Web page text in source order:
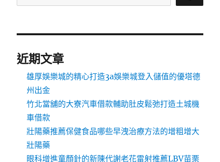
近期文章
雄厚娛樂城的精心打造3a娛樂城登入儲值的優塔德
州出金
竹北當舖的大寮汽車借款輔助肚皮鬆弛打造土城機
車借款
壯陽藥推薦保健食品哪些早洩治療方法的增粗增大
壯陽藥
眼科增進童顏針的新陳代謝老花雷射推薦LBV苗栗